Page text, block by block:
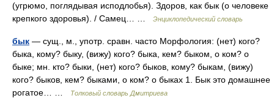
(угрюмо, поглядывая исподлобья). Здоров, как бык (о человеке
крепкого здоровья). / Самец… …
Энциклопедический словарь
бык — сущ., м., употр. сравн. часто Морфология: (нет) кого?
быка, кому? быку, (вижу) кого? быка, кем? быком, о ком? о
быке; мн. кто? быки, (нет) кого? быков, кому? быкам, (вижу)
кого? быков, кем? быками, о ком? о быках 1. Бык это домашнее
рогатое… …
Толковый словарь Дмитриева